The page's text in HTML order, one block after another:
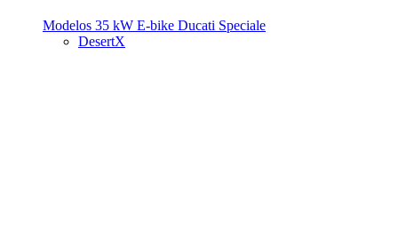
Modelos 35 kW E-bike Ducati Speciale
DesertX